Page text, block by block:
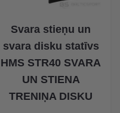
Svara stieņu un
svara disku statīvs
HMS STR40 SVARA
UN STIENA
TRENIŅA DISKU